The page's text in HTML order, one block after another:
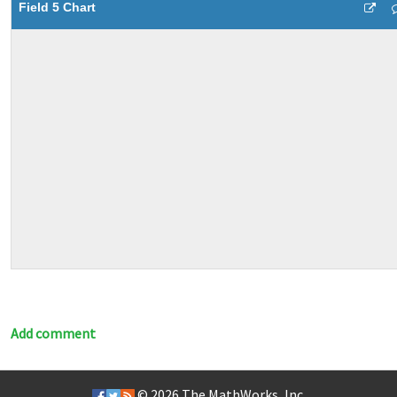
Field 5 Chart
Add comment